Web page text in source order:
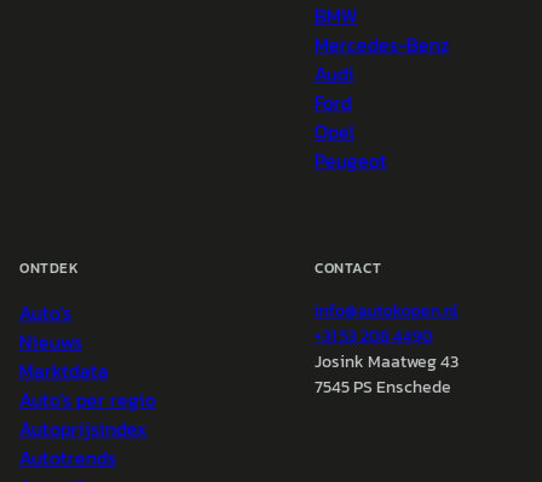
BMW
Mercedes-Benz
Audi
Ford
Opel
Peugeot
ONTDEK
Auto's
Nieuws
Marktdata
Auto's per regio
Autoprijsindex
Autotrends
CONTACT
info@autokopen.nl
+31 53 208 4490
Josink Maatweg 43
7545 PS Enschede